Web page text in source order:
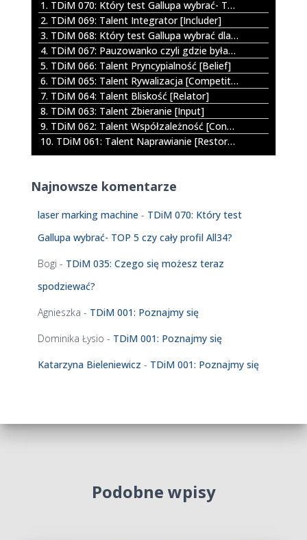
z
a
c
z
p
l
i
k
ó
w
d
w
ę
k
w
c
1. TDiM 070: Który test Gallupa wybrać- TOP 5 czy cały profil All34?
2. TDiM 069: Talent Integrator [Includer]
3. TDiM 068: Który test Gallupa wybrać dla dziecka?
4. TDiM 067: Pauzowanko czyli gdzie byłam jak mnie nie było
5. TDiM 066: Talent Pryncypialność [Belief]
6. TDiM 065: Talent Rywalizacja [Competition]
7. TDiM 064: Talent Bliskość [Relator]
8. TDiM 063: Talent Zbieranie [Input]
9. TDiM 062: Talent Współzależność [Connectedness]
10. TDiM 061: Talent Naprawianie [Restorative]
Najnowsze komentarze
laser marking machine - TDiM 070: Który test
Gallupa wybrać- TOP 5 czy cały profil All34?
Bogi - TDiM 035: Czego się możesz teraz
spodziewać?
Agnieszka - TDiM 001: Poznajmy się
Dominika Łysio - TDiM 001: Poznajmy się
Katarzyna Bieleniewicz - TDiM 001: Poznajmy się
Podobne wpisy